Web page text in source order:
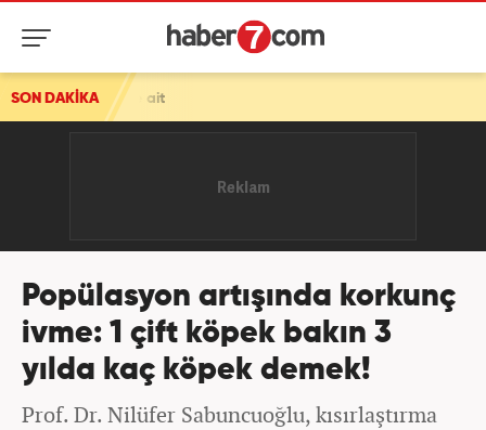
SON DAKİKA
İran tüm dünyaya ilk kez gösterdi! Gizli depo saklamışlar!
Popülasyon artışında korkunç
ivme: 1 çift köpek bakın 3
yılda kaç köpek demek!
Prof. Dr. Nilüfer Sabuncuoğlu, kısırlaştırma